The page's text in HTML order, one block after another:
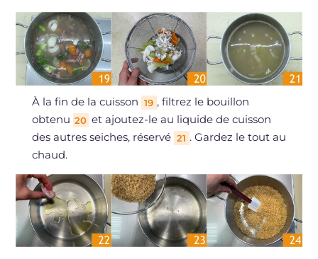
À la fin de la cuisson 19 , filtrez le bouillon
obtenu 20 et ajoutez-le au liquide de cuisson
des autres seiches, réservé 21 . Gardez le tout au
chaud.